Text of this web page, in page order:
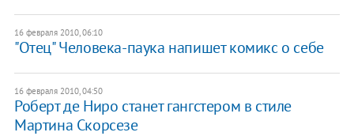
16 февраля 2010, 06:10
"Отец" Человека-паука напишет комикс о себе
16 февраля 2010, 04:50
Роберт де Ниро станет гангстером в стиле
Мартина Скорсезе